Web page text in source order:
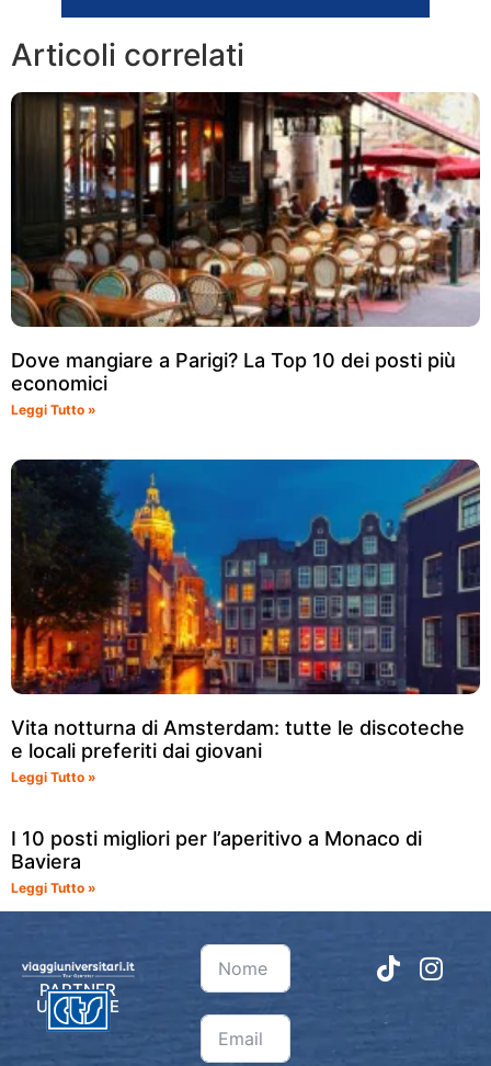
Articoli correlati
Dove mangiare a Parigi? La Top 10 dei posti più
economici
Leggi Tutto »
Vita notturna di Amsterdam: tutte le discoteche
e locali preferiti dai giovani
Leggi Tutto »
I 10 posti migliori per l’aperitivo a Monaco di
Baviera
Leggi Tutto »
PARTNER
UFFICIALE